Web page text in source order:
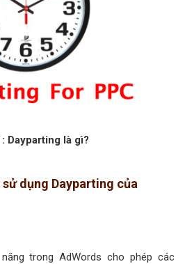
Dayparting là gì?
dụng Dayparting của
trong AdWords cho phép các